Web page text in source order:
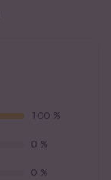
100 %
0 %
0 %